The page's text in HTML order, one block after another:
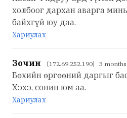
холбоог дархан аварга
байхгүй юу даа.
Хариулах
Зочин [172.69.252.190] 3
Бөхийн өргөөний даргыг
Хэхэ, сонин юм аа.
Хариулах